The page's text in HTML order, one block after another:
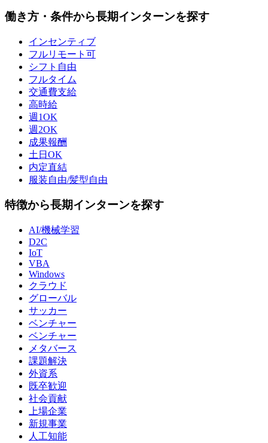
働き方・条件から長期インターンを探す
インセンティブ
フルリモート可
シフト自由
フルタイム
交通費支給
高時給
週1OK
週2OK
成果報酬
土日OK
内定直結
服装自由/髪型自由
特徴から長期インターンを探す
AI/機械学習
D2C
IoT
VBA
Windows
クラウド
グローバル
サッカー
ベンチャー
ベンチャー
メタバース
課題解決
外資系
既卒歓迎
社会貢献
上場企業
新規事業
人工知能